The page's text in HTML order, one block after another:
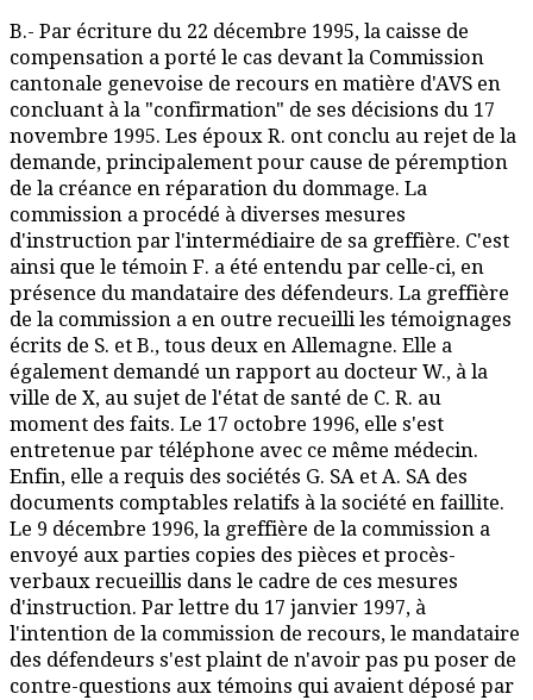
B.- Par écriture du 22 décembre 1995, la caisse de
compensation a porté le cas devant la Commission
cantonale genevoise de recours en matière d'AVS en
concluant à la "confirmation" de ses décisions du 17
novembre 1995. Les époux R. ont conclu au rejet de la
demande, principalement pour cause de péremption
de la créance en réparation du dommage. La
commission a procédé à diverses mesures
d'instruction par l'intermédiaire de sa greffière. C'est
ainsi que le témoin F. a été entendu par celle-ci, en
présence du mandataire des défendeurs. La greffière
de la commission a en outre recueilli les témoignages
écrits de S. et B., tous deux en Allemagne. Elle a
également demandé un rapport au docteur W., à la
ville de X, au sujet de l'état de santé de C. R. au
moment des faits. Le 17 octobre 1996, elle s'est
entretenue par téléphone avec ce même médecin.
Enfin, elle a requis des sociétés G. SA et A. SA des
documents comptables relatifs à la société en faillite.
Le 9 décembre 1996, la greffière de la commission a
envoyé aux parties copies des pièces et procès-
verbaux recueillis dans le cadre de ces mesures
d'instruction. Par lettre du 17 janvier 1997, à
l'intention de la commission de recours, le mandataire
des défendeurs s'est plaint de n'avoir pas pu poser de
contre-questions aux témoins qui avaient déposé par